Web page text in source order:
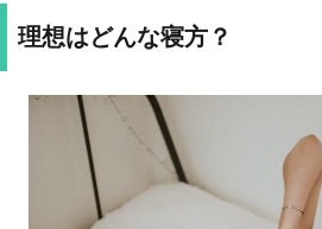
理想はどんな寝方？